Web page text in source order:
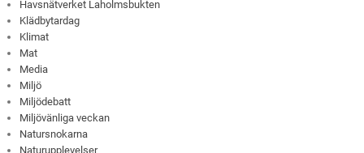
Havsnätverket Laholmsbukten
Klädbytardag
Klimat
Mat
Media
Miljö
Miljödebatt
Miljövänliga veckan
Natursnokarna
Naturupplevelser